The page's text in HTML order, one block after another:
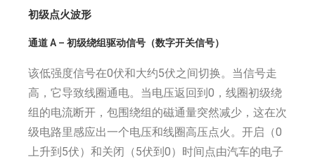
初级点火波形
通道 A – 初级绕组驱动信号（数字开关信号）
该低强度信号在0伏和大约5伏之间切换。当信号走
高，它导致线圈通电。当电压返回到0，线圈初级绕
组的电流断开，包围绕组的磁通量突然减少，这在次
级电路里感应出一个电压和线圈高压点火。开启（0
上升到5伏）和关闭（5伏到0）时间点由汽车的电子